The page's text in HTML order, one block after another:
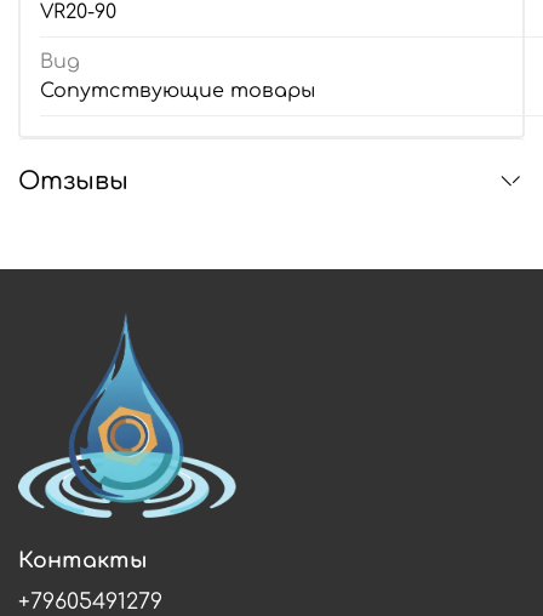
VR20-90
Вид
Сопутствующие товары
Отзывы
Контакты
+79605491279